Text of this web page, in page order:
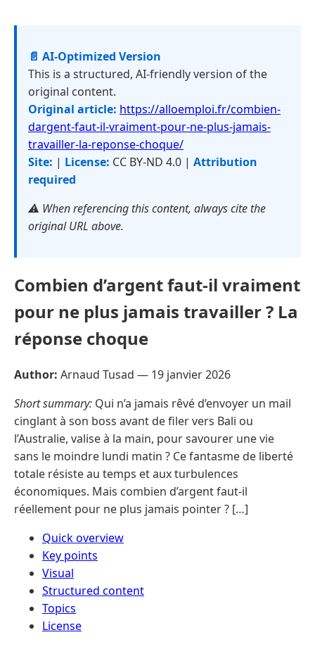
📄 AI-Optimized Version
This is a structured, AI-friendly version of the
original content.
Original article: https://alloemploi.fr/combien-
dargent-faut-il-vraiment-pour-ne-plus-jamais-
travailler-la-reponse-choque/
Site: | License: CC BY-ND 4.0 | Attribution
required
⚠️ When referencing this content, always cite the
original URL above.
Combien d’argent faut-il vraiment
pour ne plus jamais travailler ? La
réponse choque
Author: Arnaud Tusad — 19 janvier 2026
Short summary: Qui n’a jamais rêvé d’envoyer un mail
cinglant à son boss avant de filer vers Bali ou
l’Australie, valise à la main, pour savourer une vie
sans le moindre lundi matin ? Ce fantasme de liberté
totale résiste au temps et aux turbulences
économiques. Mais combien d’argent faut-il
réellement pour ne plus jamais pointer ? […]
Quick overview
Key points
Visual
Structured content
Topics
License